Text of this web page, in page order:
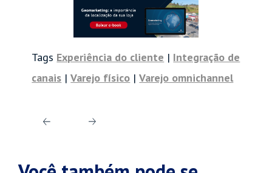
Tags Experiência do cliente | Integração de
canais |Varejo físico |Varejo omnichannel
post
anterior